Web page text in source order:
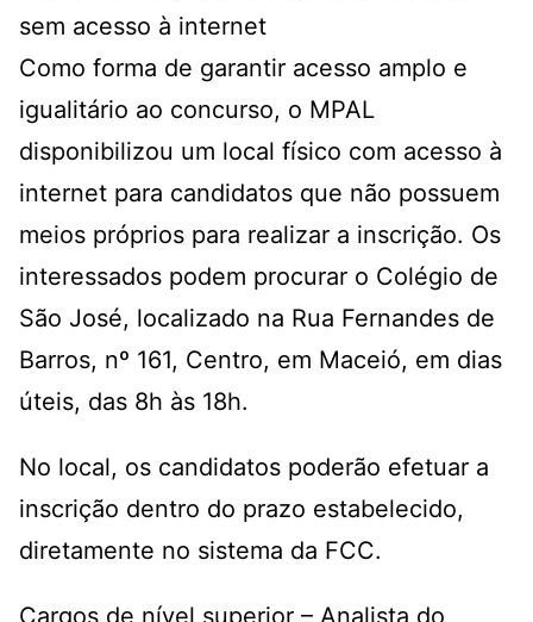
sem acesso à internet
Como forma de garantir acesso amplo e
igualitário ao concurso, o MPAL
disponibilizou um local físico com acesso à
internet para candidatos que não possuem
meios próprios para realizar a inscrição. Os
interessados podem procurar o Colégio de
São José, localizado na Rua Fernandes de
Barros, nº 161, Centro, em Maceió, em dias
úteis, das 8h às 18h.
No local, os candidatos poderão efetuar a
inscrição dentro do prazo estabelecido,
diretamente no sistema da FCC.
Cargos de nível superior – Analista do